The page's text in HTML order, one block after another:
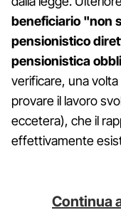
beneficiario "non
pensionistico
pensionistica
verificare, una
provare il lavoro
eccetera), che il
effettivamente
Continua